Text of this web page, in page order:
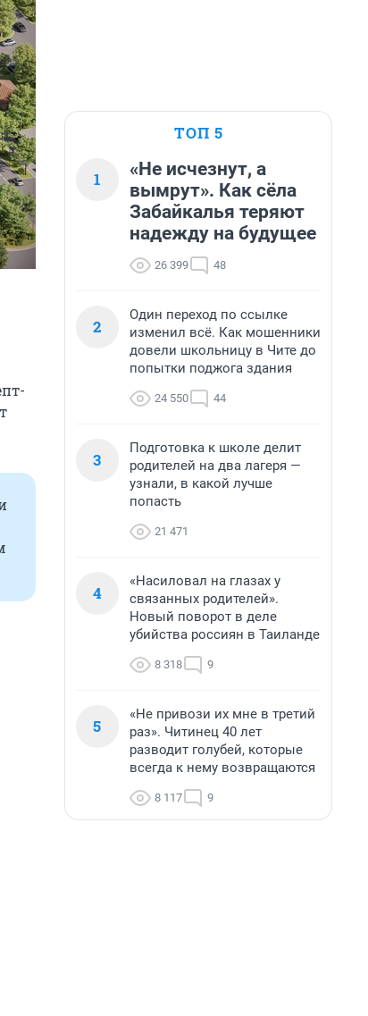
ТОП 5
1
«Не исчезнут, а
вымрут». Как сёла
Забайкалья теряют
надежду на будущее
26 399 48
2
Один переход по ссылке
изменил всё. Как мошенники
довели школьницу в Чите до
попытки поджога здания
24 550 44
3
Подготовка к школе делит
родителей на два лагеря —
узнали, в какой лучше
попасть
21 471
4
«Насиловал на глазах у
связанных родителей».
Новый поворот в деле
убийства россиян в Таиланде
8 318 9
5
«Не привози их мне в третий
раз». Читинец 40 лет
разводит голубей, которые
всегда к нему возвращаются
8 117 9